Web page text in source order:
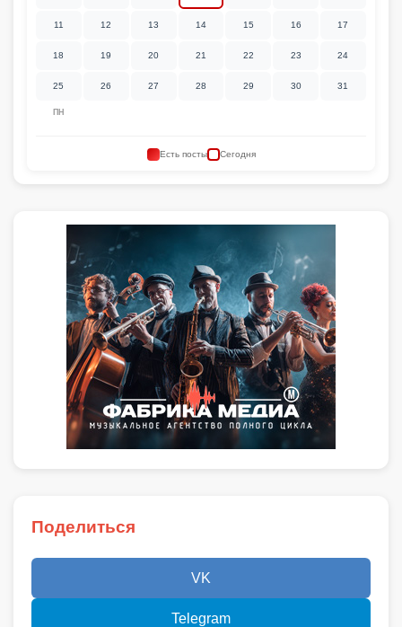
ПН
11 12 13 14 15 16 17
18 19 20 21 22 23 24
25 26 27 28 29 30 31
Есть посты Сегодня
Поделиться
VK
Telegram